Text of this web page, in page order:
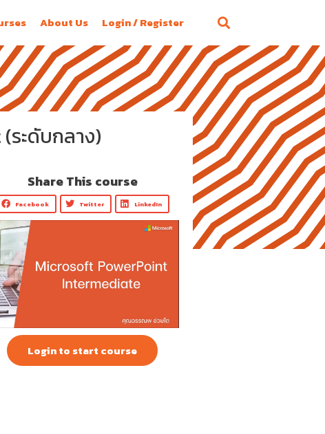
About Us Login / Register
ระดับกลาง)
Share This course
Facebook Twitter LinkedIn
Login to start course